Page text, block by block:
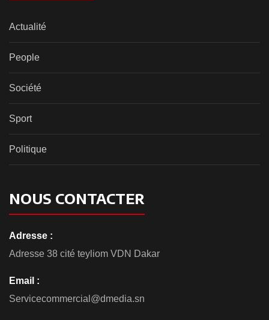
Actualité
People
Société
Sport
Politique
NOUS CONTACTER
Adresse :
Adresse 38 cité teyliom VDN Dakar
Email :
Servicecommercial@dmedia.sn